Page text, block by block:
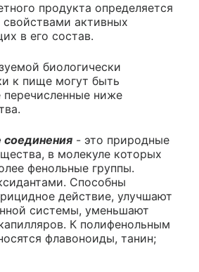
продукта определяется
активных
в его состав.
биологически
к пище могут быть
перечисленные ниже
- это природные
в молекуле которых
фенольные группы.
Способны
действие, улучшают
системы, уменьшают
К полифенольным
флавоноиды, танин;